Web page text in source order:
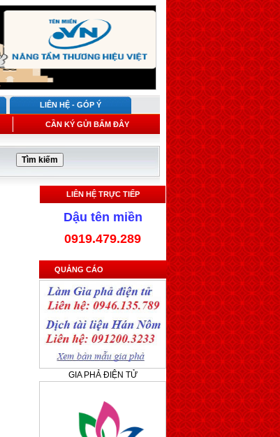
LIÊN HỆ - GÓP Ý
CẦN KÝ GỬI BẤM ĐÂY
LIÊN HỆ TRỰC TIẾP
Dậu tên miền
0919.479.289
QUẢNG CÁO
GIA PHẢ ĐIỆN TỬ